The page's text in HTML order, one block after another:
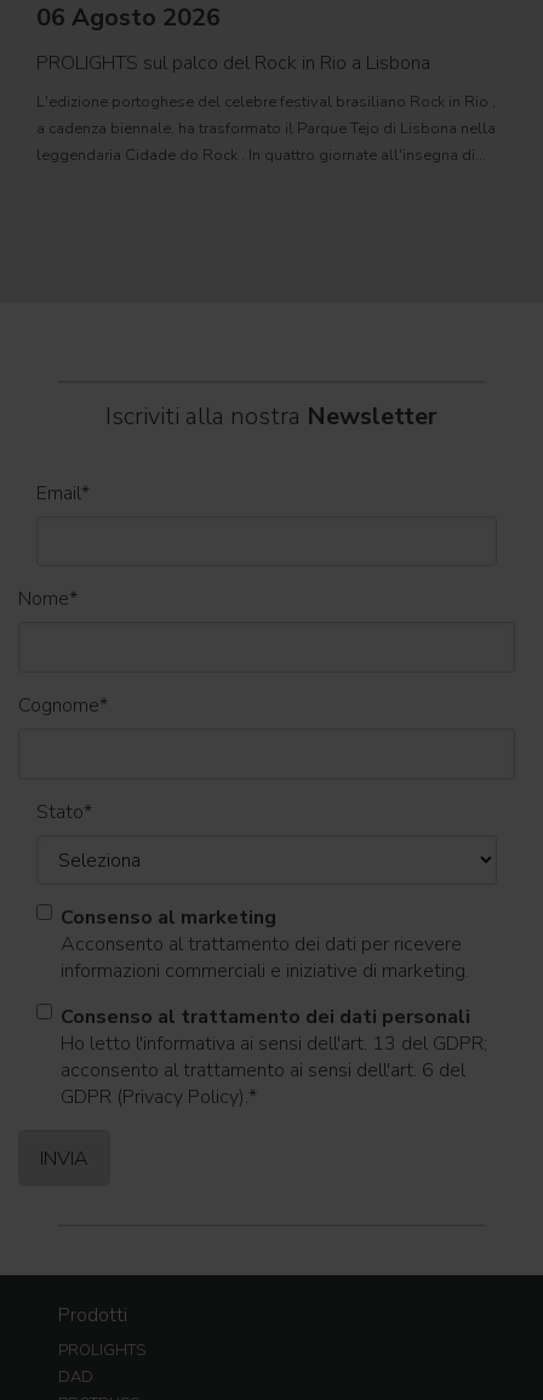
06 Agosto 2026
PROLIGHTS sul palco del Rock in Rio a Lisbona
L'edizione portoghese del celebre festival brasiliano Rock in Rio ,
a cadenza biennale, ha trasformato il Parque Tejo di Lisbona nella
leggendaria Cidade do Rock . In quattro giornate all'insegna di
Iscriviti alla nostra Newsletter
Email*
Nome*
Cognome*
Stato*
Consenso al marketing
Acconsento al trattamento dei dati per ricevere
informazioni commerciali e iniziative di marketing.
Consenso al trattamento dei dati personali
Ho letto l'informativa ai sensi dell'art. 13 del GDPR;
acconsento al trattamento ai sensi dell'art. 6 del
GDPR (Privacy Policy).*
Prodotti
PROLIGHTS
DAD